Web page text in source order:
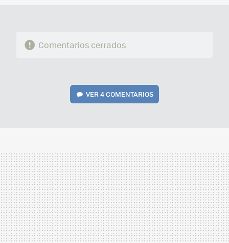
Comentarios cerrados
VER4 COMENTARIOS